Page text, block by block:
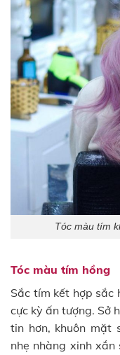
Tóc màu tím
Tóc màu tím hồng
Sắc tím kết hợp sắc
cực kỳ ấn tượng. Sở
tin hơn, khuôn mặt
nhẹ nhàng xinh